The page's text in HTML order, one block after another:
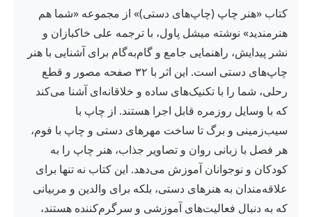
کتاب «هنر چاپ (چاپ‌های دستی)» از مجموعه «شما هم
هنرمندید» نوشته میشل پاول، با ترجمه علی خاکبازان و
نشر پیدایش، راهنمایی جامع و گام‌به‌گام برای آشنایی با هنر
چاپ‌های دستی است. این اثر با ۳۲ صفحه مصور و قطع
رحلی، شما را با تکنیک‌های ساده و خلاقانه‌ای آشنا می‌کند
که با وسایل روزمره قابل اجرا هستند. از چاپ با
سیب‌زمینی و برگ تا ساخت مهرهای دستی و چاپ با فوم،
هر فصل با زبانی روان و تصاویر جذاب، هنر چاپ را به
کودکان و نوجوانان آموزش می‌دهد. این کتاب نه تنها برای
علاقه‌مندان به هنرهای دستی، بلکه برای والدین و مربیانی
که به دنبال فعالیت‌های آموزشی و سرگرم‌کننده هستند،